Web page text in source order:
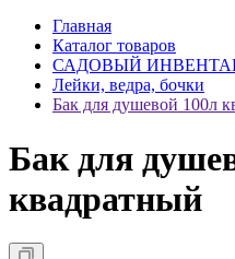
Главная
Каталог товаров
САДОВЫЙ
Лейки, ведра, бочки
Бак для душевой 100л
Бак для
квадратный